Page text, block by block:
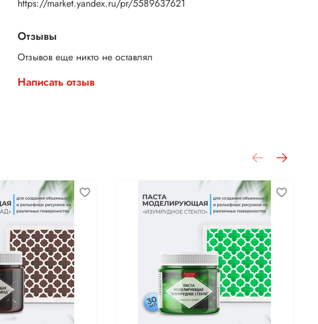
https://market.yandex.ru/pr/5589637621
Отзывы
Отзывов еще никто не оставлял
Написать отзыв